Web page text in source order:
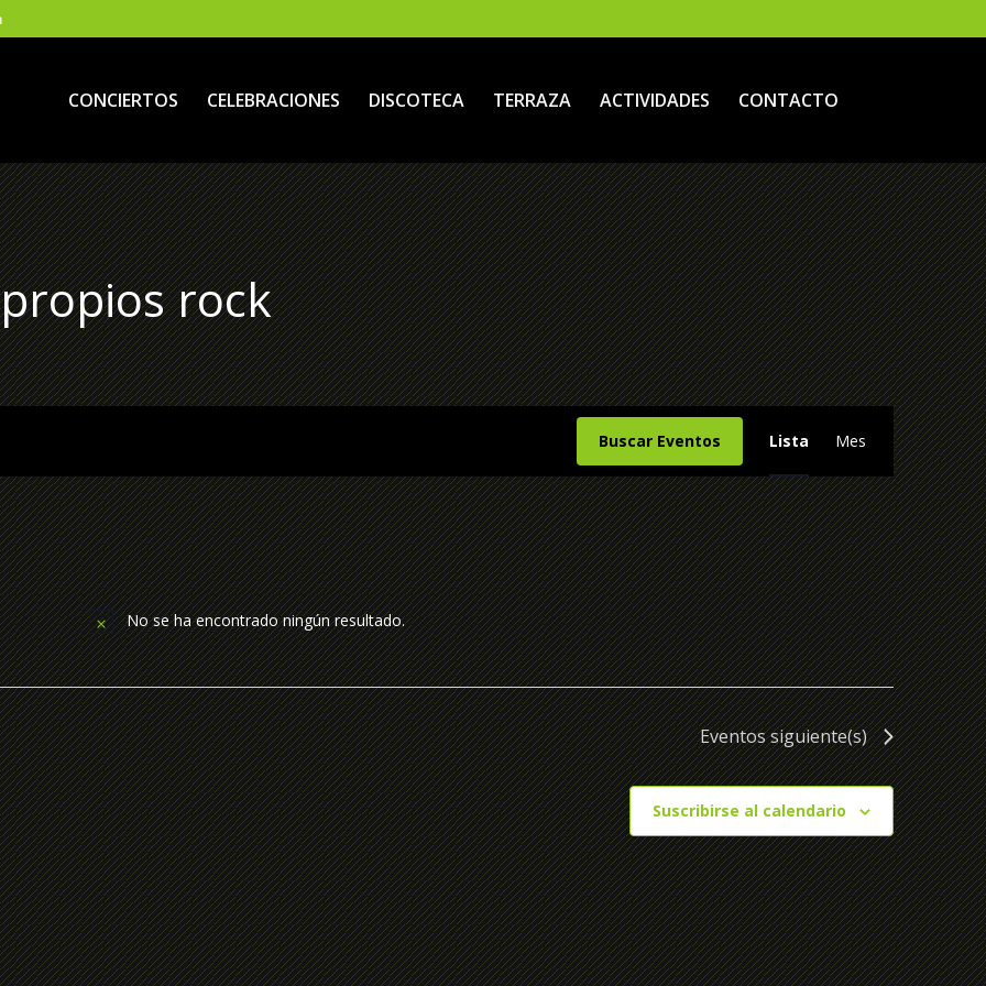
CONCIERTOS CELEBRACIONES DISCOTECA TERRAZA ACTIVIDADES CONTACTO
No se ha encontrado ningún resultado.
rock
Buscar Eventos de
vistas
de
Evento
Lista Mes
Eventossiguiente(s)
Suscribirse al calendario